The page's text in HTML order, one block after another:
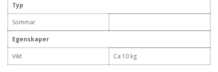
Typ
Sommar
Egenskaper
Vikt Ca 10 kg